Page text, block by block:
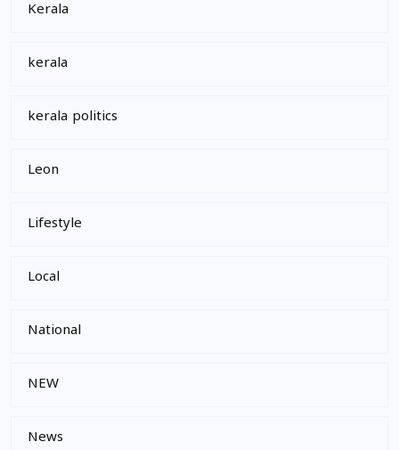
Kerala
kerala
kerala politics
Leon
Lifestyle
Local
National
NEW
News